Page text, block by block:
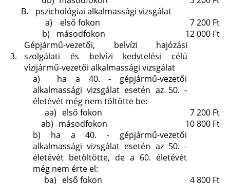
B.
pszichológiai alkalmassági vizsgálat
a)
első fokon
7 200 Ft
b)
másodfokon
12 000 Ft
3.
Gépjármű-vezetői, belvízi hajózási
szolgálati és belvízi kedvtelési célú
vízijármű-vezetői alkalmassági vizsgálat
a)
ha a 40. - gépjármű-vezetői
alkalmassági vizsgálat esetén az 50. -
életévét még nem töltötte be:
aa) első fokon
7 200 Ft
ab) másodfokon
10 800 Ft
b) ha a 40. - gépjármű-vezetői
alkalmassági vizsgálat esetén az 50. -
életévét betöltötte, de a 60. életévét
még nem érte el:
ba) első fokon
4 800 Ft